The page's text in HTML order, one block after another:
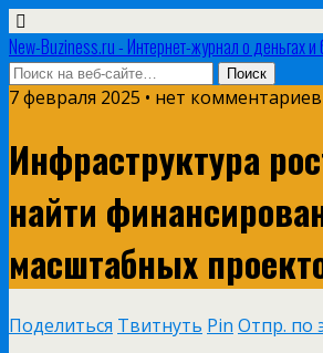
New-Buziness.ru - Интернет-журнал о деньгах и
7 февраля 2025 • нет комментариев
Инфраструктура
найти
масштабных
Поделиться Твитнуть Pin Отпр. по